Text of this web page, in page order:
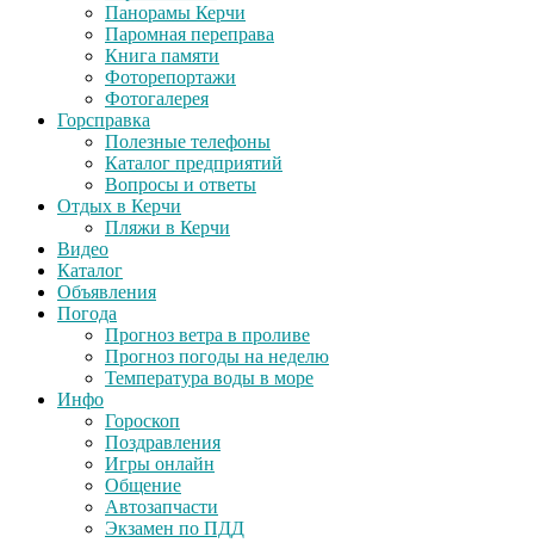
Панорамы Керчи
Паромная переправа
Книга памяти
Фоторепортажи
Фотогалерея
Горсправка
Полезные телефоны
Каталог предприятий
Вопросы и ответы
Отдых в Керчи
Пляжи в Керчи
Видео
Каталог
Объявления
Погода
Прогноз ветра в проливе
Прогноз погоды на неделю
Температура воды в море
Инфо
Гороскоп
Поздравления
Игры онлайн
Общение
Автозапчасти
Экзамен по ПДД